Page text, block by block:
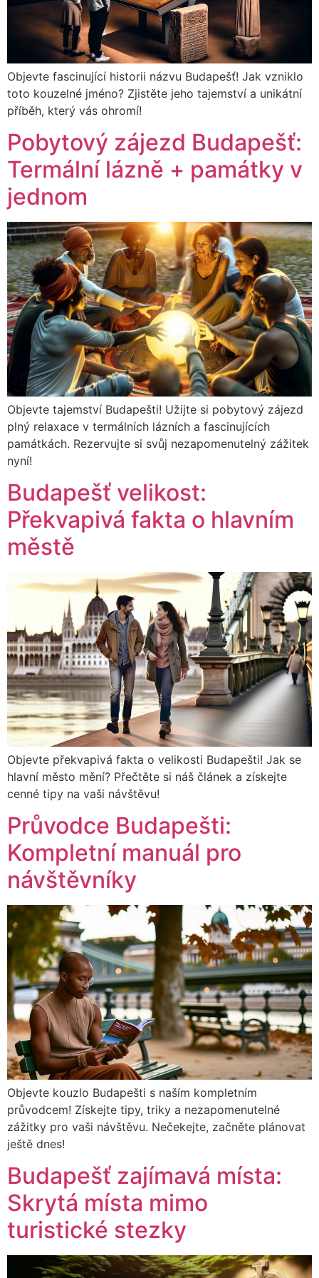
Objevte fascinující historii názvu Budapešť! Jak vzniklo
toto kouzelné jméno? Zjistěte jeho tajemství a unikátní
příběh, který vás ohromí!
Pobytový zájezd Budapešť:
Termální lázně + památky v
jednom
Objevte tajemství Budapešti! Užijte si pobytový zájezd
plný relaxace v termálních lázních a fascinujících
památkách. Rezervujte si svůj nezapomenutelný zážitek
nyní!
Budapešť velikost:
Překvapivá fakta o hlavním
městě
Objevte překvapivá fakta o velikosti Budapešti! Jak se
hlavní město mění? Přečtěte si náš článek a získejte
cenné tipy na vaši návštěvu!
Průvodce Budapešti:
Kompletní manuál pro
návštěvníky
Objevte kouzlo Budapešti s naším kompletním
průvodcem! Získejte tipy, triky a nezapomenutelné
zážitky pro vaši návštěvu. Nečekejte, začněte plánovat
ještě dnes!
Budapešť zajímavá místa:
Skrytá místa mimo
turistické stezky